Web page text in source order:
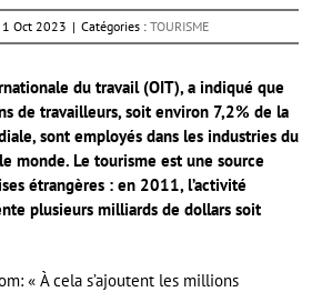
1 Oct 2023 | Catégories : TOURISME
du travail (OIT), a indiqué que
de travailleurs, soit environ 7,2% de la
sont employés dans les industries du
monde. Le tourisme est une source
étrangères : en 2011, l’activité
plusieurs milliards de dollars soit
« À cela s’ajoutent les millions